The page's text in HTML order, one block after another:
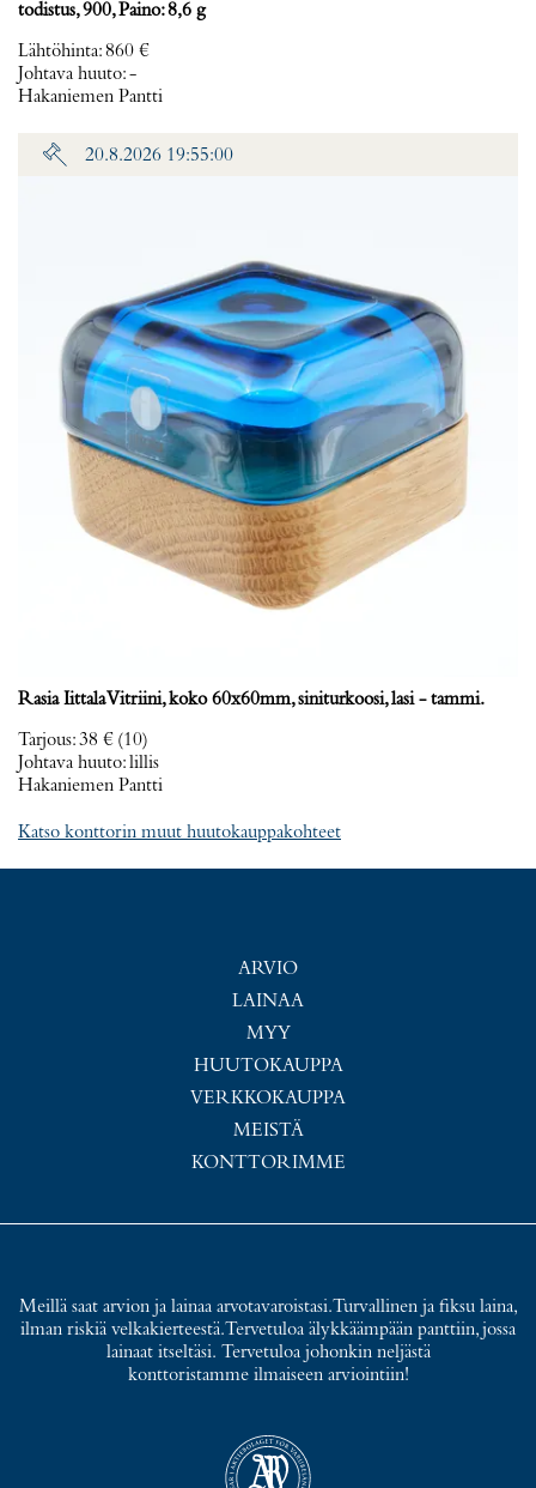
todistus, 900, Paino: 8,6 g
Lähtöhinta:860 €
Johtava huuto:-
Hakaniemen Pantti
20.8.2026 19:55:00
Rasia Iittala Vitriini, koko 60x60mm, siniturkoosi, lasi - tammi.
Tarjous:38 € (10)
Johtava huuto:lillis
Hakaniemen Pantti
Katso konttorin muut huutokauppakohteet
ARVIO
LAINAA
MYY
HUUTOKAUPPA
VERKKOKAUPPA
MEISTÄ
KONTTORIMME
Meillä saat arvion ja lainaa arvotavaroistasi. Turvallinen ja fiksu laina,
ilman riskiä velkakierteestä. Tervetuloa älykkäämpään panttiin, jossa
lainaat itseltäsi. Tervetuloa johonkin neljästä
konttoristamme ilmaiseen arviointiin!